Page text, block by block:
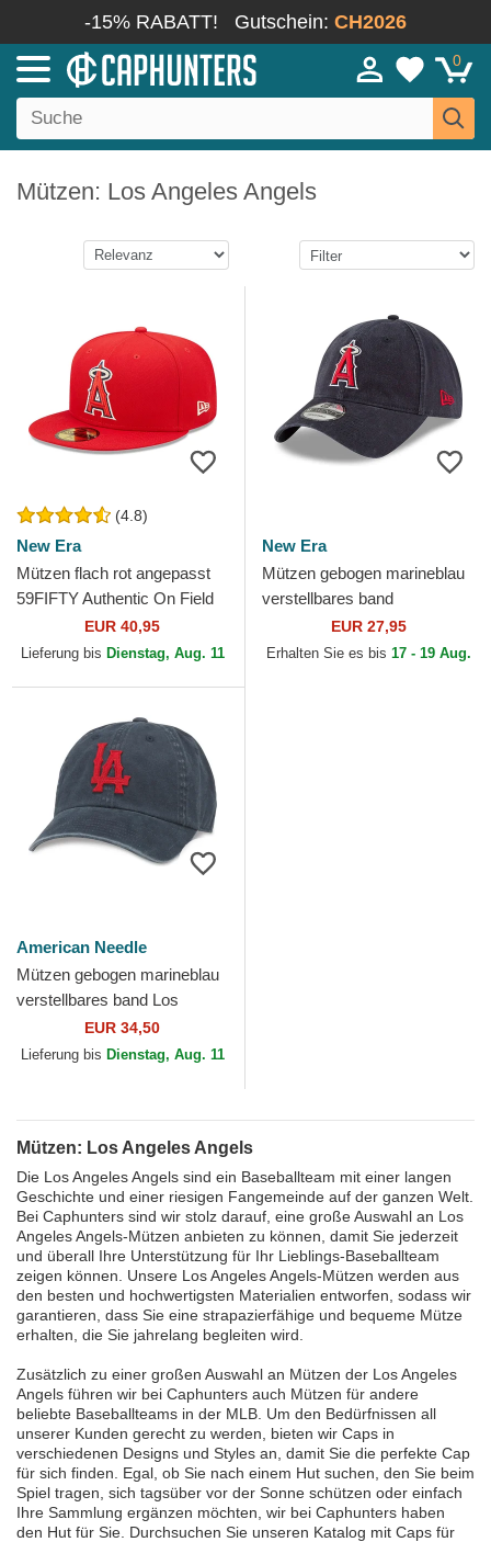
-15% RABATT! Gutschein: CH2026
0
Mützen: Los Angeles Angels
(4.8)
New Era
Mützen flach rot angepasst
59FIFTY Authentic On Field
der Los Angeles Angels MLB
von New Era
EUR 40,95
Lieferung bis Dienstag, Aug. 11
New Era
Mützen gebogen marineblau
verstellbares band
9TWENTY Core Classic der
Los Angeles Angels MLB
EUR 27,95
Erhalten Sie es bis 17 - 19 Aug.
American Needle
Mützen gebogen marineblau
verstellbares band Los
Angeles Angels Archive der
Los Angeles Angels...
EUR 34,50
Lieferung bis Dienstag, Aug. 11
Mützen: Los Angeles Angels
Die Los Angeles Angels sind ein Baseballteam mit einer langen
Geschichte und einer riesigen Fangemeinde auf der ganzen Welt.
Bei Caphunters sind wir stolz darauf, eine große Auswahl an Los
Angeles Angels-Mützen anbieten zu können, damit Sie jederzeit
und überall Ihre Unterstützung für Ihr Lieblings-Baseballteam
zeigen können. Unsere Los Angeles Angels-Mützen werden aus
den besten und hochwertigsten Materialien entworfen, sodass wir
garantieren, dass Sie eine strapazierfähige und bequeme Mütze
erhalten, die Sie jahrelang begleiten wird.
Zusätzlich zu einer großen Auswahl an Mützen der Los Angeles
Angels führen wir bei Caphunters auch Mützen für andere
beliebte Baseballteams in der MLB. Um den Bedürfnissen all
unserer Kunden gerecht zu werden, bieten wir Caps in
verschiedenen Designs und Styles an, damit Sie die perfekte Cap
für sich finden. Egal, ob Sie nach einem Hut suchen, den Sie beim
Spiel tragen, sich tagsüber vor der Sonne schützen oder einfach
Ihre Sammlung ergänzen möchten, wir bei Caphunters haben
den Hut für Sie. Durchsuchen Sie unseren Katalog mit Caps für